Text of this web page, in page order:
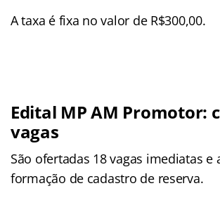
A taxa é fixa no valor de R$300,00.
Edital MP AM Promotor:
vagas
São ofertadas 18 vagas imediatas e
formação de cadastro de reserva.